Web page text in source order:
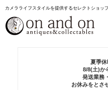
カメラライフスタイルを提供するセレクトショッ
夏季休
8/8(土)か
発送業務
お休みをとさ